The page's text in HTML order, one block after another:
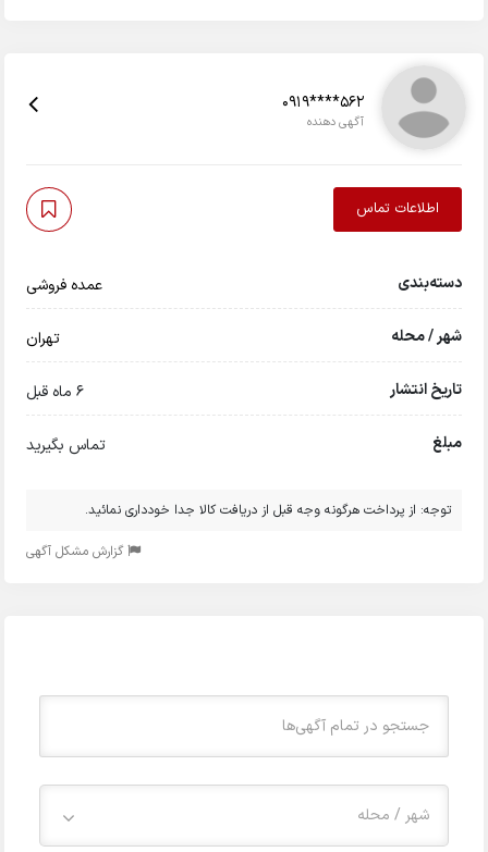
0919****562
آگهی دهنده
اطلاعات تماس
دسته‌بندی عمده فروشی
شهر / محله تهران
تاریخ انتشار 6 ماه قبل
مبلغ تماس بگیرید
توجه: از پرداخت هرگونه وجه قبل از دریافت کالا جدا خودداری نمائید.
گزارش مشکل آگهی
شهر / محله